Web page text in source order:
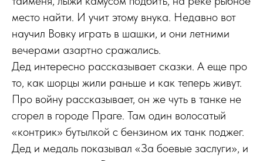
место найти. И учит этому внука. Недавно вот
научил Вовку играть в шашки, и они летними
вечерами азартно сражались.
Дед интересно рассказывает сказки. А еще про
то, как шорцы жили раньше и как теперь живут.
Про войну рассказывает, он же чуть в танке не
сгорел в городе Праге. Там один волосатый
«контрик» бутылкой с бензином их танк поджег.
Дед и медаль показывал «За боевые заслуги», и